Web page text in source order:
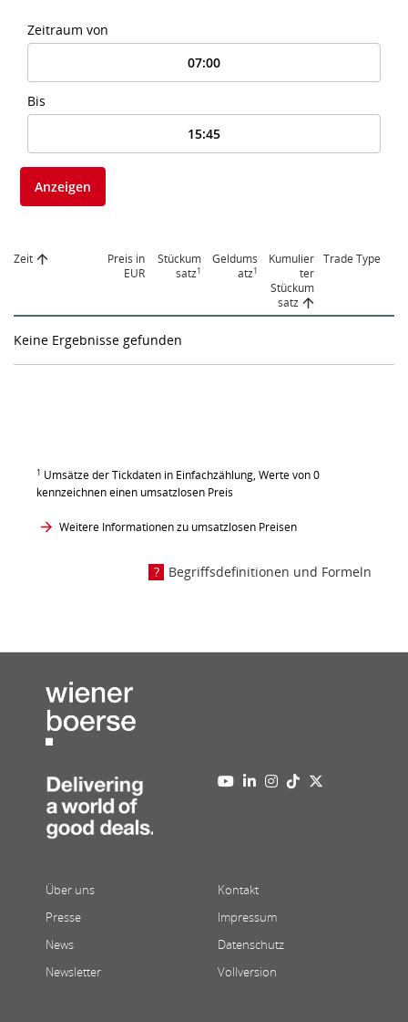
Zeitraum von
Bis
Anzeigen
Zeit
Preis in
EUR
Stückum
satz1
Geldums
atz1
Kumulier
ter
Stückum
satz
Trade Type
Keine Ergebnisse gefunden
1 Umsätze der Tickdaten in Einfachzählung, Werte von 0
kennzeichnen einen umsatzlosen Preis
Weitere Informationen zu umsatzlosen Preisen
Begriffsdefinitionen und Formeln
Über uns
Presse
News
Newsletter
Kontakt
Impressum
Datenschutz
Vollversion